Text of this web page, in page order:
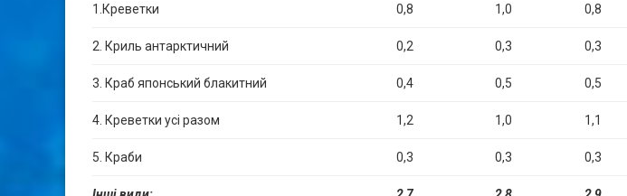
1.Креветки 0,8 1,0 0,8
2. Криль антарктичний 0,2 0,3 0,3
3. Краб японський блакитний 0,4 0,5 0,5
4. Креветки усі разом 1,2 1,0 1,1
5. Краби 0,3 0,3 0,3